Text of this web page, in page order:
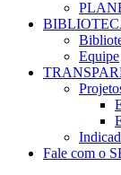
Equipe
Fale com o